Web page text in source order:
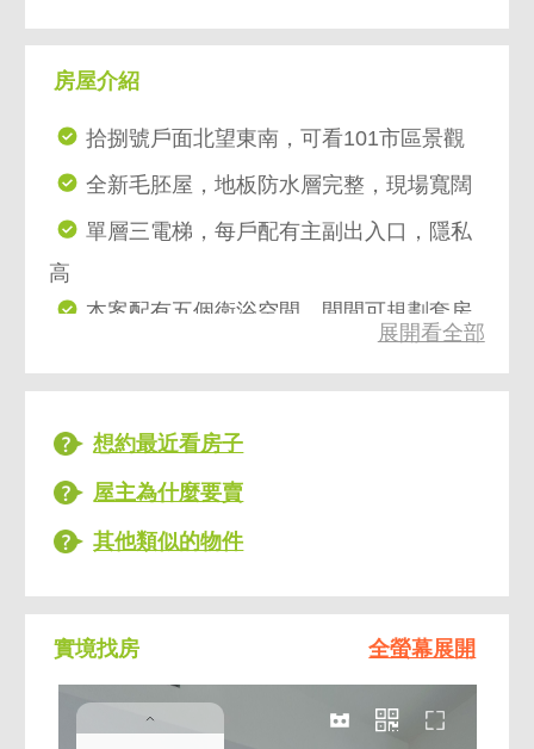
房屋介紹
拾捌號戶面北望東南，可看101市區景觀
全新毛胚屋，地板防水層完整，現場寬闊
單層三電梯，每戶配有主副出入口，隱私
高
本案配有五個衛浴空間，間間可規劃套房
全棟配天然崗石，氣派凜然，入門有感
天花電纜、水線採外露式配置，永續建築
高配
華
永安學區、未來環東環北銜接，周圍持續
發展
展開看全部
想約最近看房子
屋主為什麼要賣
其他類似的物件
實境找房 全螢幕展開